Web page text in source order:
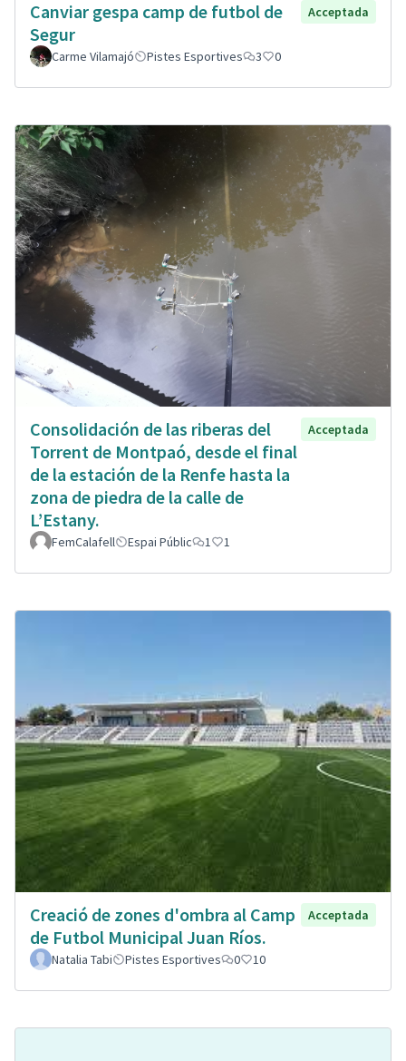
Canviar gespa camp de futbol de
Segur
Acceptada
Carme Vilamajó Pistes Esportives 3 0
Consolidación de las riberas del
Torrent de Montpaó, desde el final
de la estación de la Renfe hasta la
zona de piedra de la calle de
L’Estany.
Acceptada
FemCalafell Espai Públic 1 1
Creació de zones d'ombra al Camp
de Futbol Municipal Juan Ríos.
Acceptada
Natalia Tabi Pistes Esportives 0 10